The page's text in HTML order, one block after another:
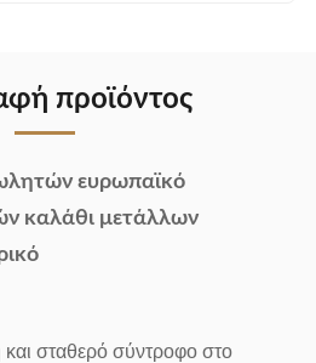
προϊόντος
ευρωπαϊκό
καλάθι μετάλλων
σταθερό σύντροφο στο